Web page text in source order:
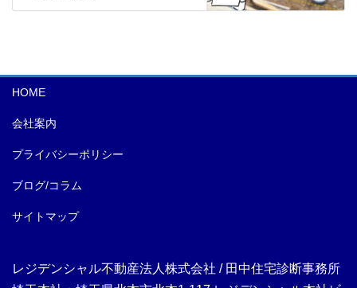
HOME
会社案内
プライバシーポリシー
ブログ/コラム
サイトマップ
レジデンシャル不動産法人株式会社 / 田中住宅診断事務所